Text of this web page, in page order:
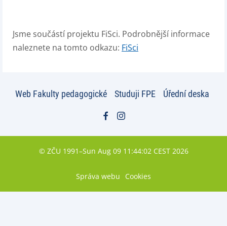
Jsme součástí projektu FiSci. Podrobnější informace
naleznete na tomto odkazu: FiSci
Web Fakulty pedagogické Studuji FPE Úřední deska
© ZČU 1991–Sun Aug 09 11:44:02 CEST 2026
Správa webu Cookies